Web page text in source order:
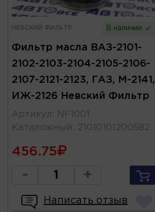
НЕВСКИЙ ФИЛЬТР В наличии
Фильтр масла ВАЗ-2101-
2102-2103-2104-2105-2106-
2107-2121-2123, ГАЗ, М-2141,
ИЖ-2126 Невский Фильтр
Артикул :
NF1001
Каталожный : 21010101200582
456.75
- +
Написать отзыв